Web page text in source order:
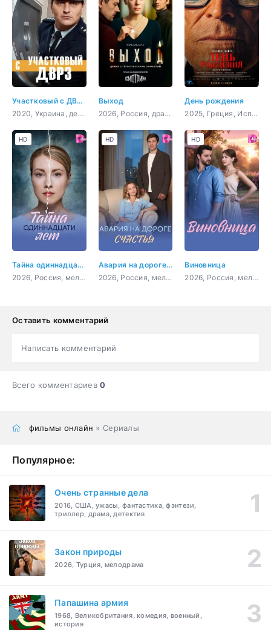
Участковый с ДВРЗ
2020, Украина, детектив, комедия
Выход
2026, Россия, драма, детектив
День рождения
2025, Греция, Испания, Великобритания, Нидерланды, драма
Тайна одиннадцати лет
2026, Россия, мелодрама
HD
Авария на дороге счастья
2026, Россия, мелодрама
HD
Виновница
2026, Россия, мелодрама
HD
Оставить комментарий
Написать комментарий
Всего комментариев0
фильмы онлайн » Сериалы
Популярное:
Очень странные дела
2016, США, ужасы, фантастика, фэнтези,
триллер, драма, детектив
Закон природы
2026, Турция, мелодрама
Папашина армия
1968, Великобритания, комедия, военный,
история